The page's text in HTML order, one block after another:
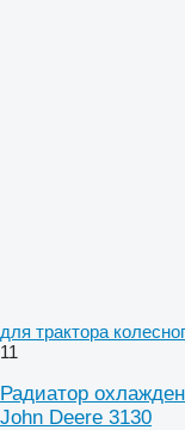
для трактора
11
Радиатор
John Deere 3130